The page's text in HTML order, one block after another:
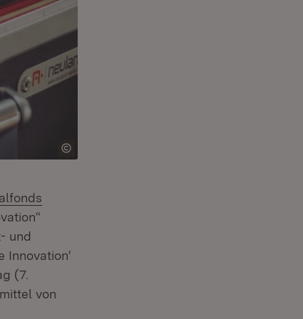
und
Innovation‘
(7.
von